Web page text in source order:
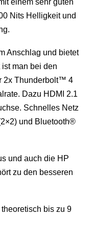
einem sehr guten
Nits Helligkeit und
Anschlag und bietet
man bei den
2x Thunderbolt™ 4
Dazu HDMI 2.1
Schnelles Netz
und Bluetooth®
und auch die HP
zu den besseren
bis zu 9